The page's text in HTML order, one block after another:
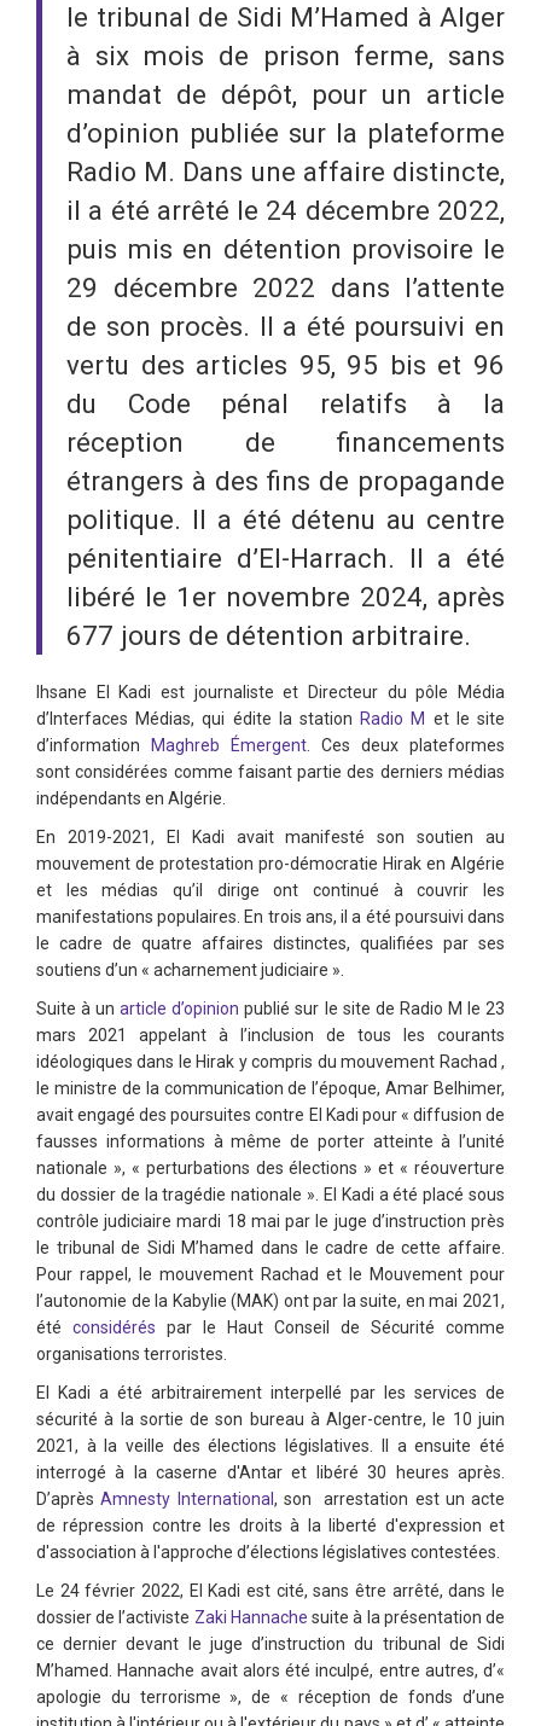
le tribunal de Sidi M’Hamed à Alger
à six mois de prison ferme, sans
mandat de dépôt, pour un article
d’opinion publiée sur la plateforme
Radio M. Dans une affaire distincte,
il a été arrêté le 24 décembre 2022,
puis mis en détention provisoire le
29 décembre 2022 dans l’attente
de son procès. Il a été poursuivi en
vertu des articles 95, 95 bis et 96
du Code pénal relatifs à la
réception de financements
étrangers à des fins de propagande
politique. Il a été détenu au centre
pénitentiaire d’El-Harrach. Il a été
libéré le 1er novembre 2024, après
677 jours de détention arbitraire.
Ihsane El Kadi est journaliste et Directeur du pôle Média
d’Interfaces Médias, qui édite la station Radio M et le site
d’information
Maghreb Émergent . Ces deux plateformes
sont considérées comme faisant partie des derniers médias
indépendants en Algérie.
En 2019-2021, El Kadi avait manifesté son soutien au
mouvement de protestation pro-démocratie Hirak en Algérie
et les médias qu’il dirige ont continué à couvrir les
manifestations populaires. En trois ans, il a été poursuivi dans
le cadre de quatre affaires distinctes, qualifiées par ses
soutiens d’un « acharnement judiciaire ».
Suite à unarticle d’opinion publié sur le site de Radio M le 23
mars 2021 appelant à l’inclusion de tous les courants
idéologiques dans le Hirak y compris du mouvement Rachad ,
le ministre de la communication de l’époque, Amar Belhimer,
avait engagé des poursuites contre El Kadi pour « diffusion de
fausses informations à même de porter atteinte à l’unité
nationale », « perturbations des élections » et « réouverture
du dossier de la tragédie nationale ». El Kadi a été placé sous
contrôle judiciaire mardi 18 mai par le juge d’instruction près
le tribunal de Sidi M’hamed dans le cadre de cette affaire.
Pour rappel, le mouvement Rachad et le Mouvement pour
l’autonomie de la Kabylie (MAK) ont par la suite, en mai 2021,
été considérés par le Haut Conseil de Sécurité comme
organisations terroristes.
El Kadi a été arbitrairement interpellé par les services de
sécurité à la sortie de son bureau à Alger-centre, le 10 juin
2021, à la veille des élections législatives. Il a ensuite été
interrogé à la caserne d'Antar et libéré 30 heures après.
D’aprèsAmnesty International , son arrestation est un acte
de répression contre les droits à la liberté d'expression et
d'association à l'approche d’élections législatives contestées.
Le 24 février 2022, El Kadi est cité, sans être arrêté, dans le
dossier de l’activiste Zaki Hannache suite à la présentation de
ce dernier devant le juge d’instruction du tribunal de Sidi
M’hamed. Hannache avait alors été inculpé, entre autres, d’«
apologie du terrorisme », de « réception de fonds d’une